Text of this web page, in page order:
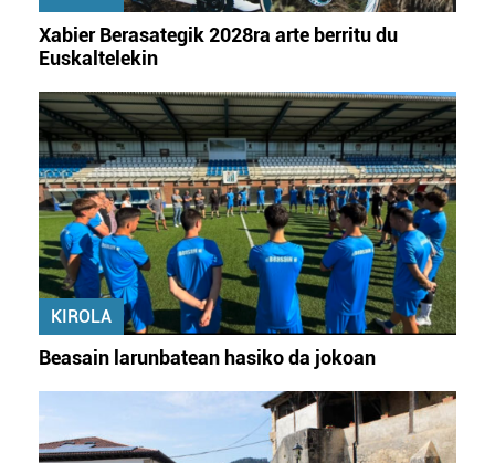
Xabier Berasategik 2028ra arte berritu du
Euskaltelekin
KIROLA
Beasain larunbatean hasiko da jokoan